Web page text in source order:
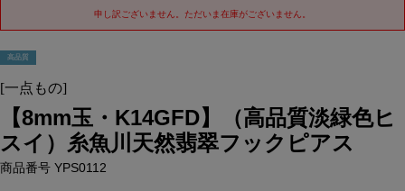
申し訳ございません。ただいま在庫がございません。
高品質
[一点もの]
【8mm玉・K14GFD】（高品質淡緑色ヒ
スイ）糸魚川天然翡翠フックピアス
商品番号 YPS0112